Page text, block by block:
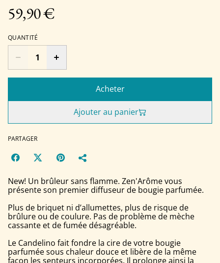
59,90 €
QUANTITÉ
Acheter
Ajouter au panier
PARTAGER
New! Un brûleur sans flamme. Zen'Arôme vous
présente son premier diffuseur de bougie parfumée.
Plus de briquet ni d’allumettes, plus de risque de
brûlure ou de coulure. Pas de problème de mèche
cassante et de fumée désagréable.
Le Candelino fait fondre la cire de votre bougie
parfumée sous chaleur douce et libère de la même
façon les senteurs incorporées. Il prolonge ainsi la